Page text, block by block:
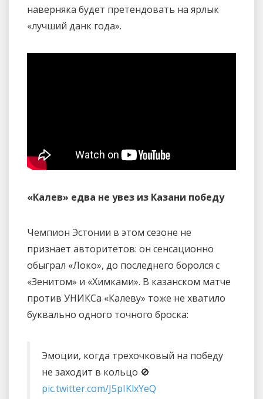
наверняка будет претендовать на ярлык
«лучший данк года».
«Калев» едва не увез из Казани победу
Чемпион Эстонии в этом сезоне не
признает авторитетов: он сенсационно
обыграл «Локо», до последнего боролся с
«Зенитом» и «Химками». В казанском матче
против УНИКСа «Калеву» тоже не хватило
буквально одного точного броска:
Эмоции, когда трехочковый на победу
не заходит в кольцо 🚫
pic.twitter.com/J5pIKlxYeQ